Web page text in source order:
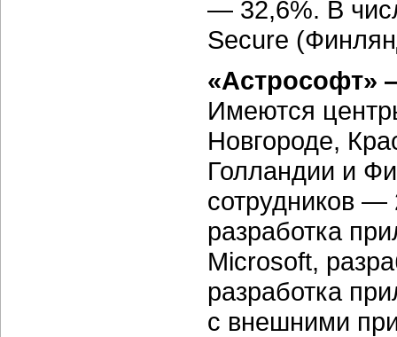
— 32,6%. В
Secure
Имеются
Новгороде,
Голландии и
сотрудников
разработка
Microsoft,
разработка
с внешними